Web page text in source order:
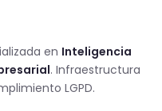
en Inteligencia
. Infraestructura
LGPD.